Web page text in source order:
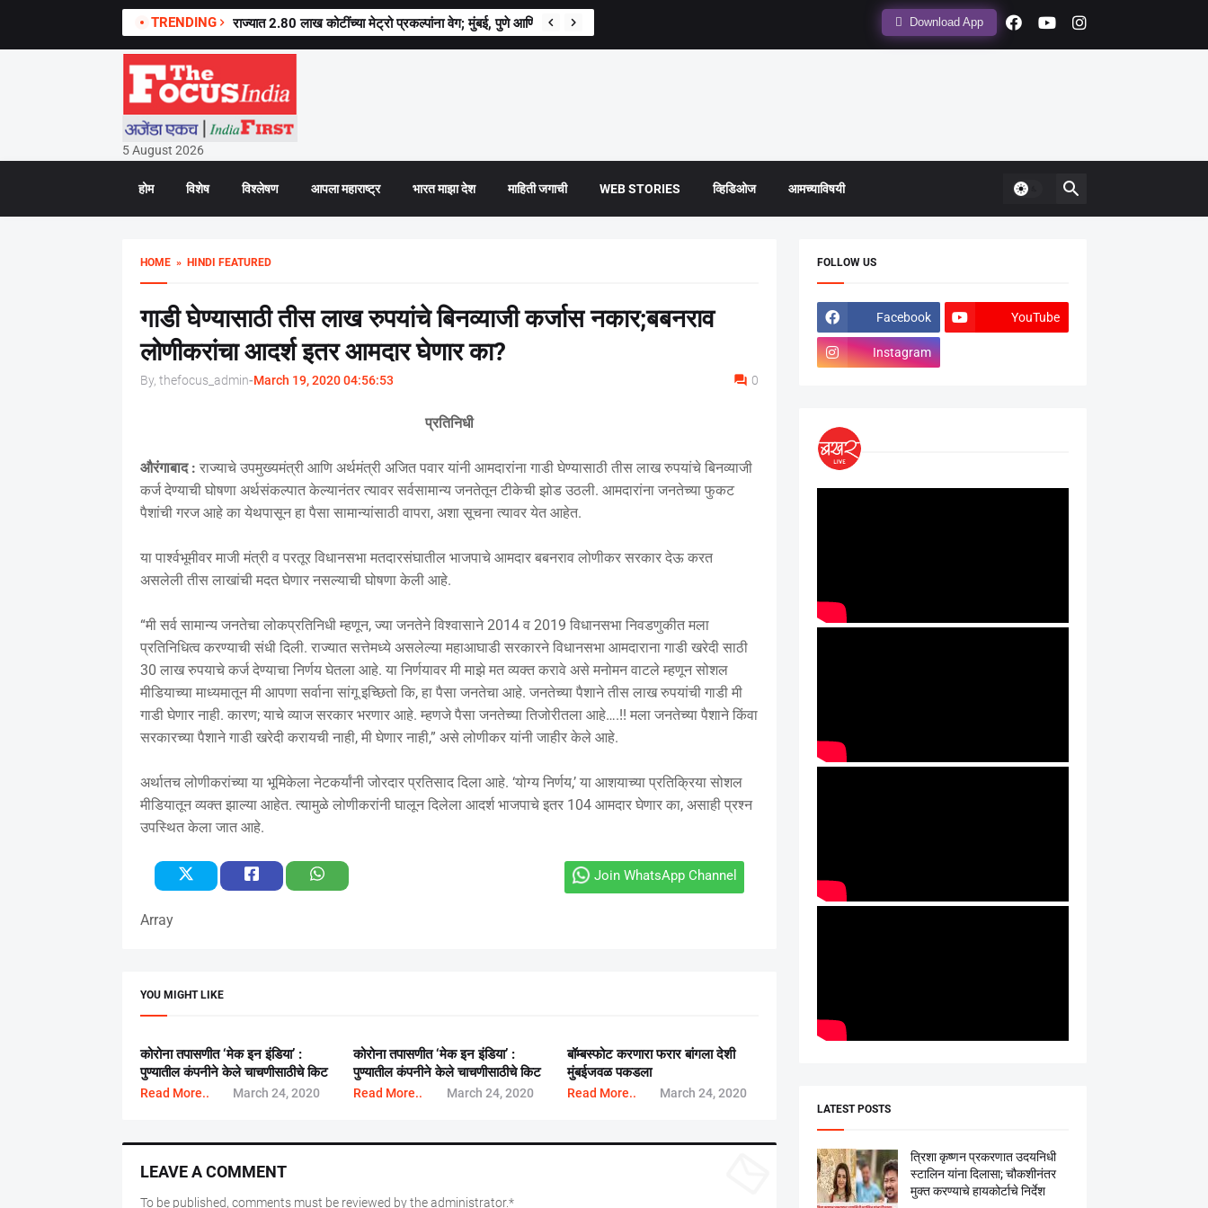
TRENDING राज्यात 2.80 लाख कोटींच्या मेट्रो प्रकल्पांना वेग; मुंबई, पुणे आणि नागपुरात 683 किमीचे मेट्रो जाळे उभारणार Download App
5 August 2026
होम विशेष विश्लेषण आपला महाराष्ट्र भारत माझा देश माहिती जगाची WEB STORIES व्हिडिओज आमच्याविषयी
HOME» HINDI FEATURED
गाडी घेण्यासाठी तीस लाख रुपयांचे बिनव्याजी कर्जास नकार;बबनराव
लोणीकरांचा आदर्श इतर आमदार घेणार का?
By, thefocus_admin-March 19, 2020 04:56:53 0
प्रतिनिधी
औरंगाबाद : राज्याचे उपमुख्यमंत्री आणि अर्थमंत्री अजित पवार यांनी आमदारांना गाडी घेण्यासाठी तीस लाख रुपयांचे बिनव्याजी
कर्ज देण्याची घोषणा अर्थसंकल्पात केल्यानंतर त्यावर सर्वसामान्य जनतेतून टीकेची झोड उठली. आमदारांना जनतेच्या फुकट
पैशांची गरज आहे का येथपासून हा पैसा सामान्यांसाठी वापरा, अशा सूचना त्यावर येत आहेत.
या पार्श्वभूमीवर माजी मंत्री व परतूर विधानसभा मतदारसंघातील भाजपाचे आमदार बबनराव लोणीकर सरकार देऊ करत
असलेली तीस लाखांची मदत घेणार नसल्याची घोषणा केली आहे.
“मी सर्व सामान्य जनतेचा लोकप्रतिनिधी म्हणून, ज्या जनतेने विश्वासाने 2014 व 2019 विधानसभा निवडणुकीत मला
प्रतिनिधित्व करण्याची संधी दिली. राज्यात सत्तेमध्ये असलेल्या महाआघाडी सरकारने विधानसभा आमदाराना गाडी खरेदी साठी
30 लाख रुपयाचे कर्ज देण्याचा निर्णय घेतला आहे. या निर्णयावर मी माझे मत व्यक्त करावे असे मनोमन वाटले म्हणून सोशल
मीडियाच्या माध्यमातून मी आपणा सर्वाना सांगू इच्छितो कि, हा पैसा जनतेचा आहे. जनतेच्या पैशाने तीस लाख रुपयांची गाडी मी
गाडी घेणार नाही. कारण; याचे व्याज सरकार भरणार आहे. म्हणजे पैसा जनतेच्या तिजोरीतला आहे….!! मला जनतेच्या पैशाने किंवा
सरकारच्या पैशाने गाडी खरेदी करायची नाही, मी घेणार नाही,” असे लोणीकर यांनी जाहीर केले आहे.
अर्थातच लोणीकरांच्या या भूमिकेला नेटकर्यांनी जोरदार प्रतिसाद दिला आहे. ‘योग्य निर्णय,’ या आशयाच्या प्रतिक्रिया सोशल
मीडियातून व्यक्त झाल्या आहेत. त्यामुळे लोणीकरांनी घालून दिलेला आदर्श भाजपाचे इतर 104 आमदार घेणार का, असाही प्रश्न
उपस्थित केला जात आहे.
Join WhatsApp Channel
Array
YOU MIGHT LIKE
कोरोना तपासणीत ‘मेक इन इंडिया’ :
पुण्यातील कंपनीने केले चाचणीसाठीचे किट
Read More.. March 24, 2020
कोरोना तपासणीत ‘मेक इन इंडिया’ :
पुण्यातील कंपनीने केले चाचणीसाठीचे किट
Read More.. March 24, 2020
बॉम्बस्फोट करणारा फरार बांगला देशी
मुंबईजवळ पकडला
Read More.. March 24, 2020
LEAVE A COMMENT
To be published, comments must be reviewed by the administrator.*
FOLLOW US
Facebook YouTube
Instagram
LATEST POSTS
त्रिशा कृष्णन प्रकरणात उदयनिधी
स्टालिन यांना दिलासा; चौकशीनंतर
मुक्त करण्याचे हायकोर्टाचे निर्देश